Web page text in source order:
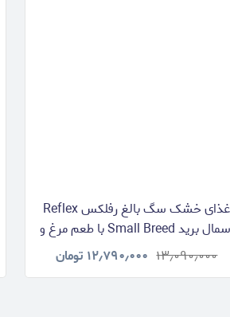
غذای خشک سگ بالغ رفلکس Reflex
اسمال برید Small Breed با طعم مرغ و
برنج وزن 15 کیلوگرم
۱۳٫۰۹۰٫۰۰۰ ۱۲٫۷۹۰٫۰۰۰ تومان